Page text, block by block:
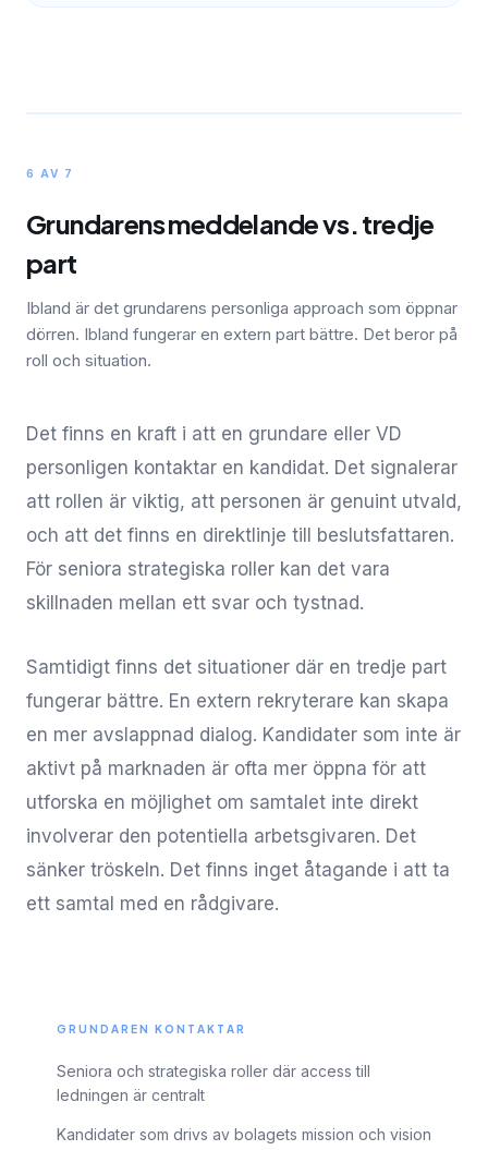
6 AV 7
Grundarens meddelande vs. tredje
part
Ibland är det grundarens personliga approach som öppnar
dörren. Ibland fungerar en extern part bättre. Det beror på
roll och situation.
Det finns en kraft i att en grundare eller VD
personligen kontaktar en kandidat. Det signalerar
att rollen är viktig, att personen är genuint utvald,
och att det finns en direktlinje till beslutsfattaren.
För seniora strategiska roller kan det vara
skillnaden mellan ett svar och tystnad.
Samtidigt finns det situationer där en tredje part
fungerar bättre. En extern rekryterare kan skapa
en mer avslappnad dialog. Kandidater som inte är
aktivt på marknaden är ofta mer öppna för att
utforska en möjlighet om samtalet inte direkt
involverar den potentiella arbetsgivaren. Det
sänker tröskeln. Det finns inget åtagande i att ta
ett samtal med en rådgivare.
GRUNDAREN KONTAKTAR
Seniora och strategiska roller där access till
ledningen är centralt
Kandidater som drivs av bolagets mission och vision